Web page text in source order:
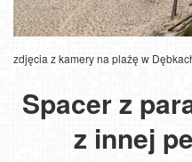
zdjęcia z kamery na plażę w
Spacer z
z innej